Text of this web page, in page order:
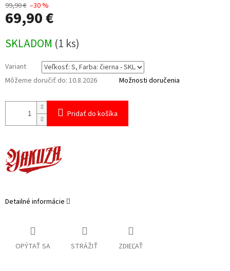
99,90 € –30 %
69,90 €
cena:
SKLADOM (1 ks)
Variant
Môžeme doručiť do: 10.8.2026 Možnosti doručenia
Pridať do košíka
Detailné informácie
OPÝTAŤ SA STRÁŽIŤ ZDIEĽAŤ